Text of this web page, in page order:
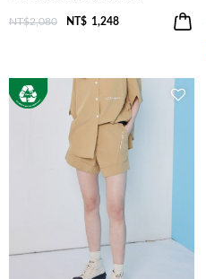
NT$2,080 NT$ 1,248